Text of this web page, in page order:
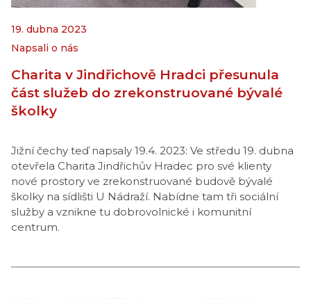
19. dubna 2023
Napsali o nás
Charita v Jindřichově Hradci přesunula
část služeb do zrekonstruované bývalé
školky
Jižní čechy teď napsaly 19.4. 2023: Ve středu 19. dubna
otevřela Charita Jindřichův Hradec pro své klienty
nové prostory ve zrekonstruované budově bývalé
školky na sídlišti U Nádraží. Nabídne tam tři sociální
služby a vznikne tu dobrovolnické i komunitní
centrum.